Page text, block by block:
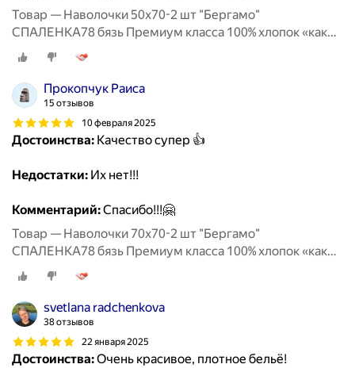
Товар — Наволочки 50х70-2 шт "Бергамо"
СПАЛЕНКА78 бязь Премиум класса 100% хлопок «как
раньше»
Прокопчук Раиса
15 отзывов
10 февраля 2025
Достоинства: Качество супер 👍
Недостатки: Их нет!!!
Комментарий:Спасибо!!!🤗
Товар — Наволочки 70х70-2 шт "Бергамо"
СПАЛЕНКА78 бязь Премиум класса 100% хлопок «как
раньше»
svetlana radchenkova
38 отзывов
22 января 2025
Достоинства:Очень красивое, плотное бельё!